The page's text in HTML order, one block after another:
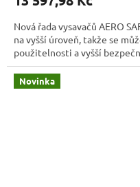
Nová řada vysavačů AERO
na vyšší úroveň, takže se
použitelnosti a vyšší
Novinka